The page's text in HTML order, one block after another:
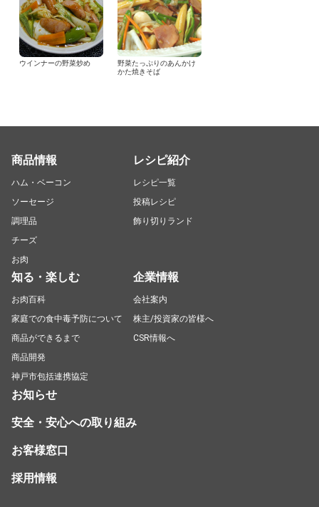
ウインナーの野菜炒め
野菜たっぷりのあんかけ
かた焼きそば
商品情報
ハム・ベーコン
ソーセージ
調理品
チーズ
お肉
レシピ紹介
レシピ一覧
投稿レシピ
飾り切りランド
知る・楽しむ
お肉百科
家庭での食中毒予防について
商品ができるまで
商品開発
神戸市包括連携協定
企業情報
会社案内
株主/投資家の皆様へ
CSR情報へ
お知らせ
安全・安心への取り組み
お客様窓口
採用情報